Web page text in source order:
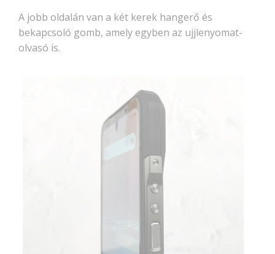
A jobb oldalán van a két kerek hangerő és
bekapcsoló gomb, amely egyben az ujjlenyomat-
olvasó is.